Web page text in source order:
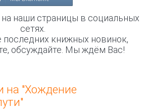
наши страницы в социальных
сетях.
последних книжных новинок,
обсуждайте. Мы ждём Вас!
на "Хождение